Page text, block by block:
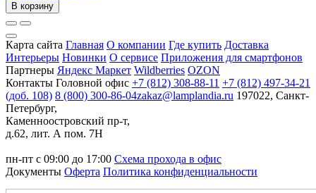
В корзину
Карта сайта Главная О компании Где купить Доставка
Интерьеры Новинки О сервисе Приложения для смартфонов
Партнеры Яндекс Маркет Wildberries OZON
Контакты Головной офис +7 (812) 308-88-11 +7 (812) 497-34-21
(доб. 108) 8 (800) 300-86-04zakaz@lamplandia.ru 197022, Санкт-
Петербург,
Каменноостровский пр-т,
д.62, лит. А пом. 7Н
пн-пт с 09:00 до 17:00 Схема прохода в офис
Документы Оферта Политика конфиденциальности